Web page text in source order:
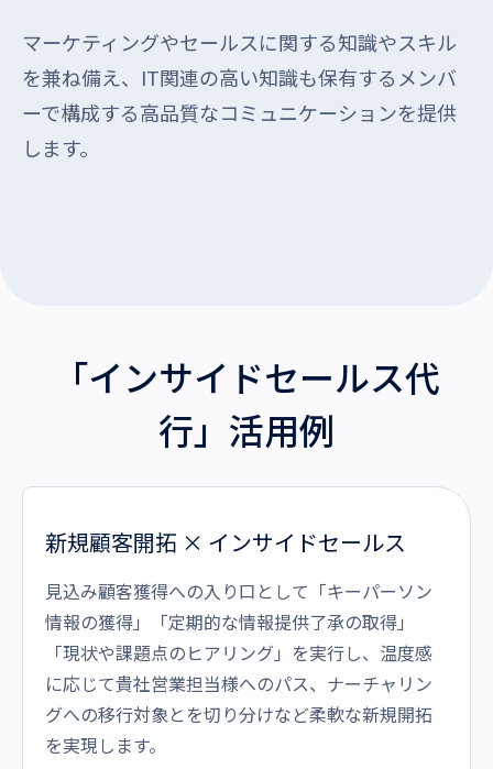
マーケティングやセールスに関する知識やスキル
を兼ね備え、IT関連の高い知識も保有するメンバ
ーで構成する高品質なコミュニケーションを提供
します。
「インサイドセールス代
行」活用例
新規顧客開拓 × インサイドセールス
見込み顧客獲得への入り口として「キーパーソン
情報の獲得」「定期的な情報提供了承の取得」
「現状や課題点のヒアリング」を実行し、温度感
に応じて貴社営業担当様へのパス、ナーチャリン
グへの移行対象とを切り分けなど柔軟な新規開拓
を実現します。